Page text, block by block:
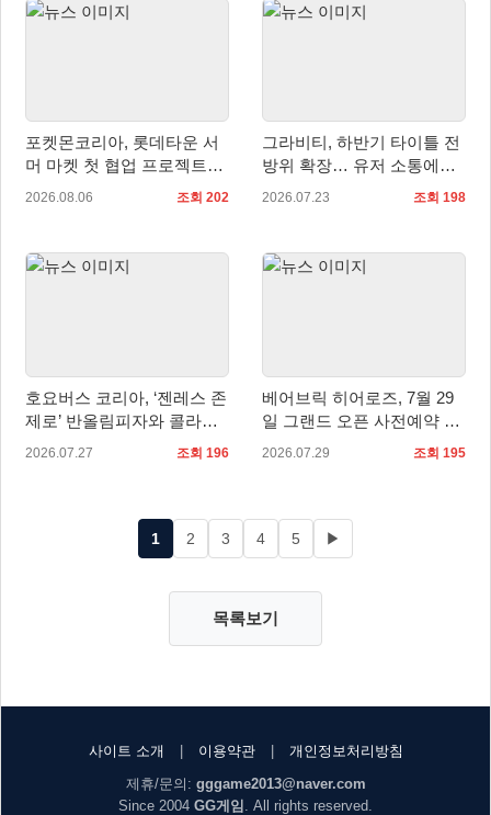
포켓몬코리아, 롯데타운 서
머 마켓 첫 협업 프로젝트
‘포켓몬 별빛낙원’ 개최
2026.08.06 조회 202
그라비티, 하반기 타이틀 전
방위 확장… 유저 소통에도
적극 행보!
2026.07.23 조회 198
호요버스 코리아, ‘젠레스 존
제로’ 반올림피자와 콜라보
세트 2종 출시
2026.07.27 조회 196
베어브릭 히어로즈, 7월 29
일 그랜드 오픈 사전예약 시
작… 8월 말 오픈 예정
2026.07.29 조회 195
1 2 3 4 5 ▶
목록보기
사이트 소개 이용약관
개인정보처리방침
제휴/문의: gggame2013@naver.com
Since 2004 GG게임 . All rights reserved.